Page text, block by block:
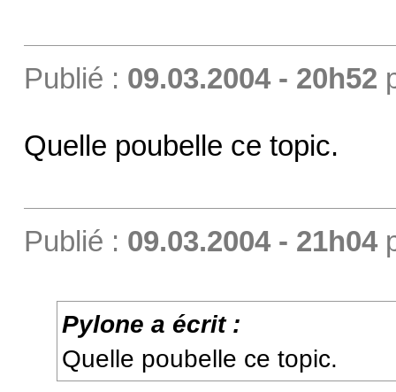
Publié : 09.03.2004 - 20h52
Quelle poubelle ce topic.
Publié : 09.03.2004 - 21h04
Pylone a écrit :
Quelle poubelle ce topic.